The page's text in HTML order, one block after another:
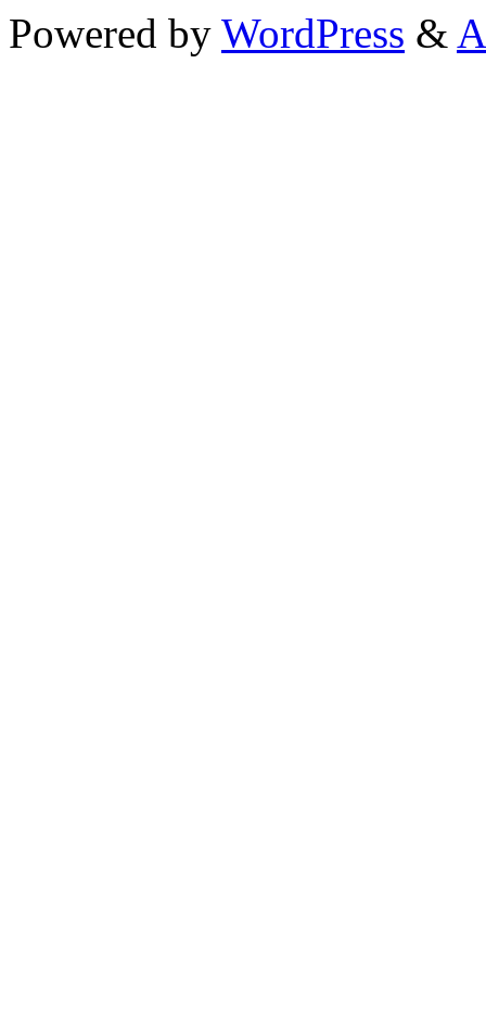
Powered by WordPress &